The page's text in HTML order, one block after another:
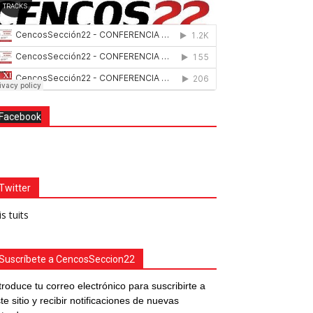
Facebook
tuits
a CencosSeccion22
tu correo electrónico para suscribirte a
sitio y recibir notificaciones de nuevas